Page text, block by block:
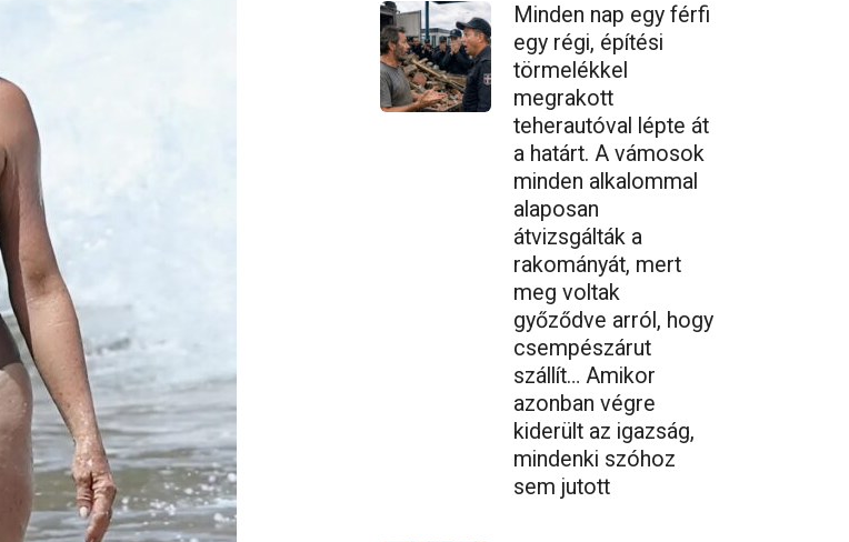
Minden nap egy férfi
egy régi, építési
törmelékkel
megrakott
teherautóval lépte át
a határt. A vámosok
minden alkalommal
alaposan
átvizsgálták a
rakományát, mert
meg voltak
győződve arról, hogy
csempészárut
szállít… Amikor
azonban végre
kiderült az igazság,
mindenki szóhoz
sem jutott